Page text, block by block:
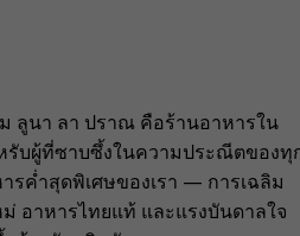
ลูนา ลา ปราณ คือร้านอาหารใน
บผู้ที่ซาบซึ้งในความประณีตของทุ
รค่ำสุดพิเศษของเรา — การเฉลิม
อาหารไทยแท้ และแรงบันดาลใจ